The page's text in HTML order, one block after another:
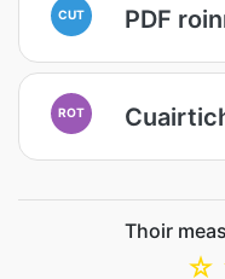
CUT PDF
ROT
Thoir
☆